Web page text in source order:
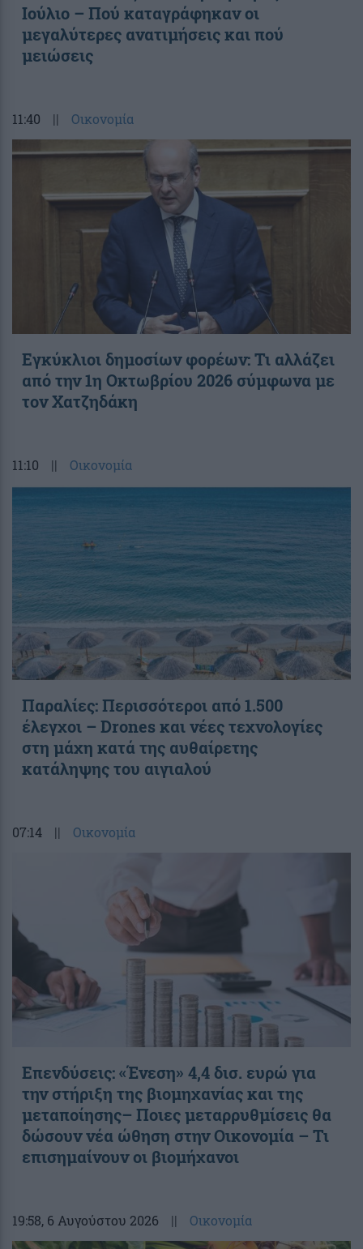
Ιούλιο – Πού καταγράφηκαν οι
μεγαλύτερες ανατιμήσεις και πού
μειώσεις
11:40 || Οικονομία
Εγκύκλιοι δημοσίων φορέων: Τι αλλάζει
από την 1η Οκτωβρίου 2026 σύμφωνα με
τον Χατζηδάκη
11:10 || Οικονομία
Παραλίες: Περισσότεροι από 1.500
έλεγχοι – Drones και νέες τεχνολογίες
στη μάχη κατά της αυθαίρετης
κατάληψης του αιγιαλού
07:14 || Οικονομία
Επενδύσεις: «Ένεση» 4,4 δισ. ευρώ για
την στήριξη της βιομηχανίας και της
μεταποίησης– Ποιες μεταρρυθμίσεις θα
δώσουν νέα ώθηση στην Οικονομία – Τι
επισημαίνουν οι βιομήχανοι
19:58, 6 Αυγούστου 2026 || Οικονομία